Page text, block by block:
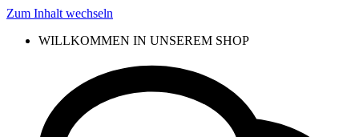
Zum Inhalt wechseln
WILLKOMMEN IN UNSEREM SHOP